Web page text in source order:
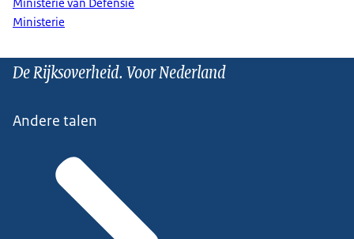
Ministerie
De Rijksoverheid. Voor Nederland
Andere talen